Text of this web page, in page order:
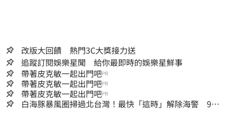
改版大回饋 熱門3C大獎接力送
追蹤訂閱娛樂星聞 給你最即時的娛樂星鮮事
帶著皮克敏一起出門吧PR
帶著皮克敏一起出門吧PR
帶著皮克敏一起出門吧PR
白海豚暴風圈掃過北台灣！最快「這時」解除海警 9日